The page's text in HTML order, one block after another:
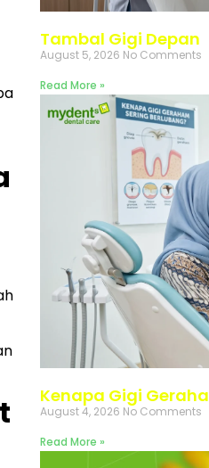
Tambal Gigi Depan
August 5, 2026 No Comments
Read More »
Kenapa Gigi
August 4, 2026 No Comments
Read More »